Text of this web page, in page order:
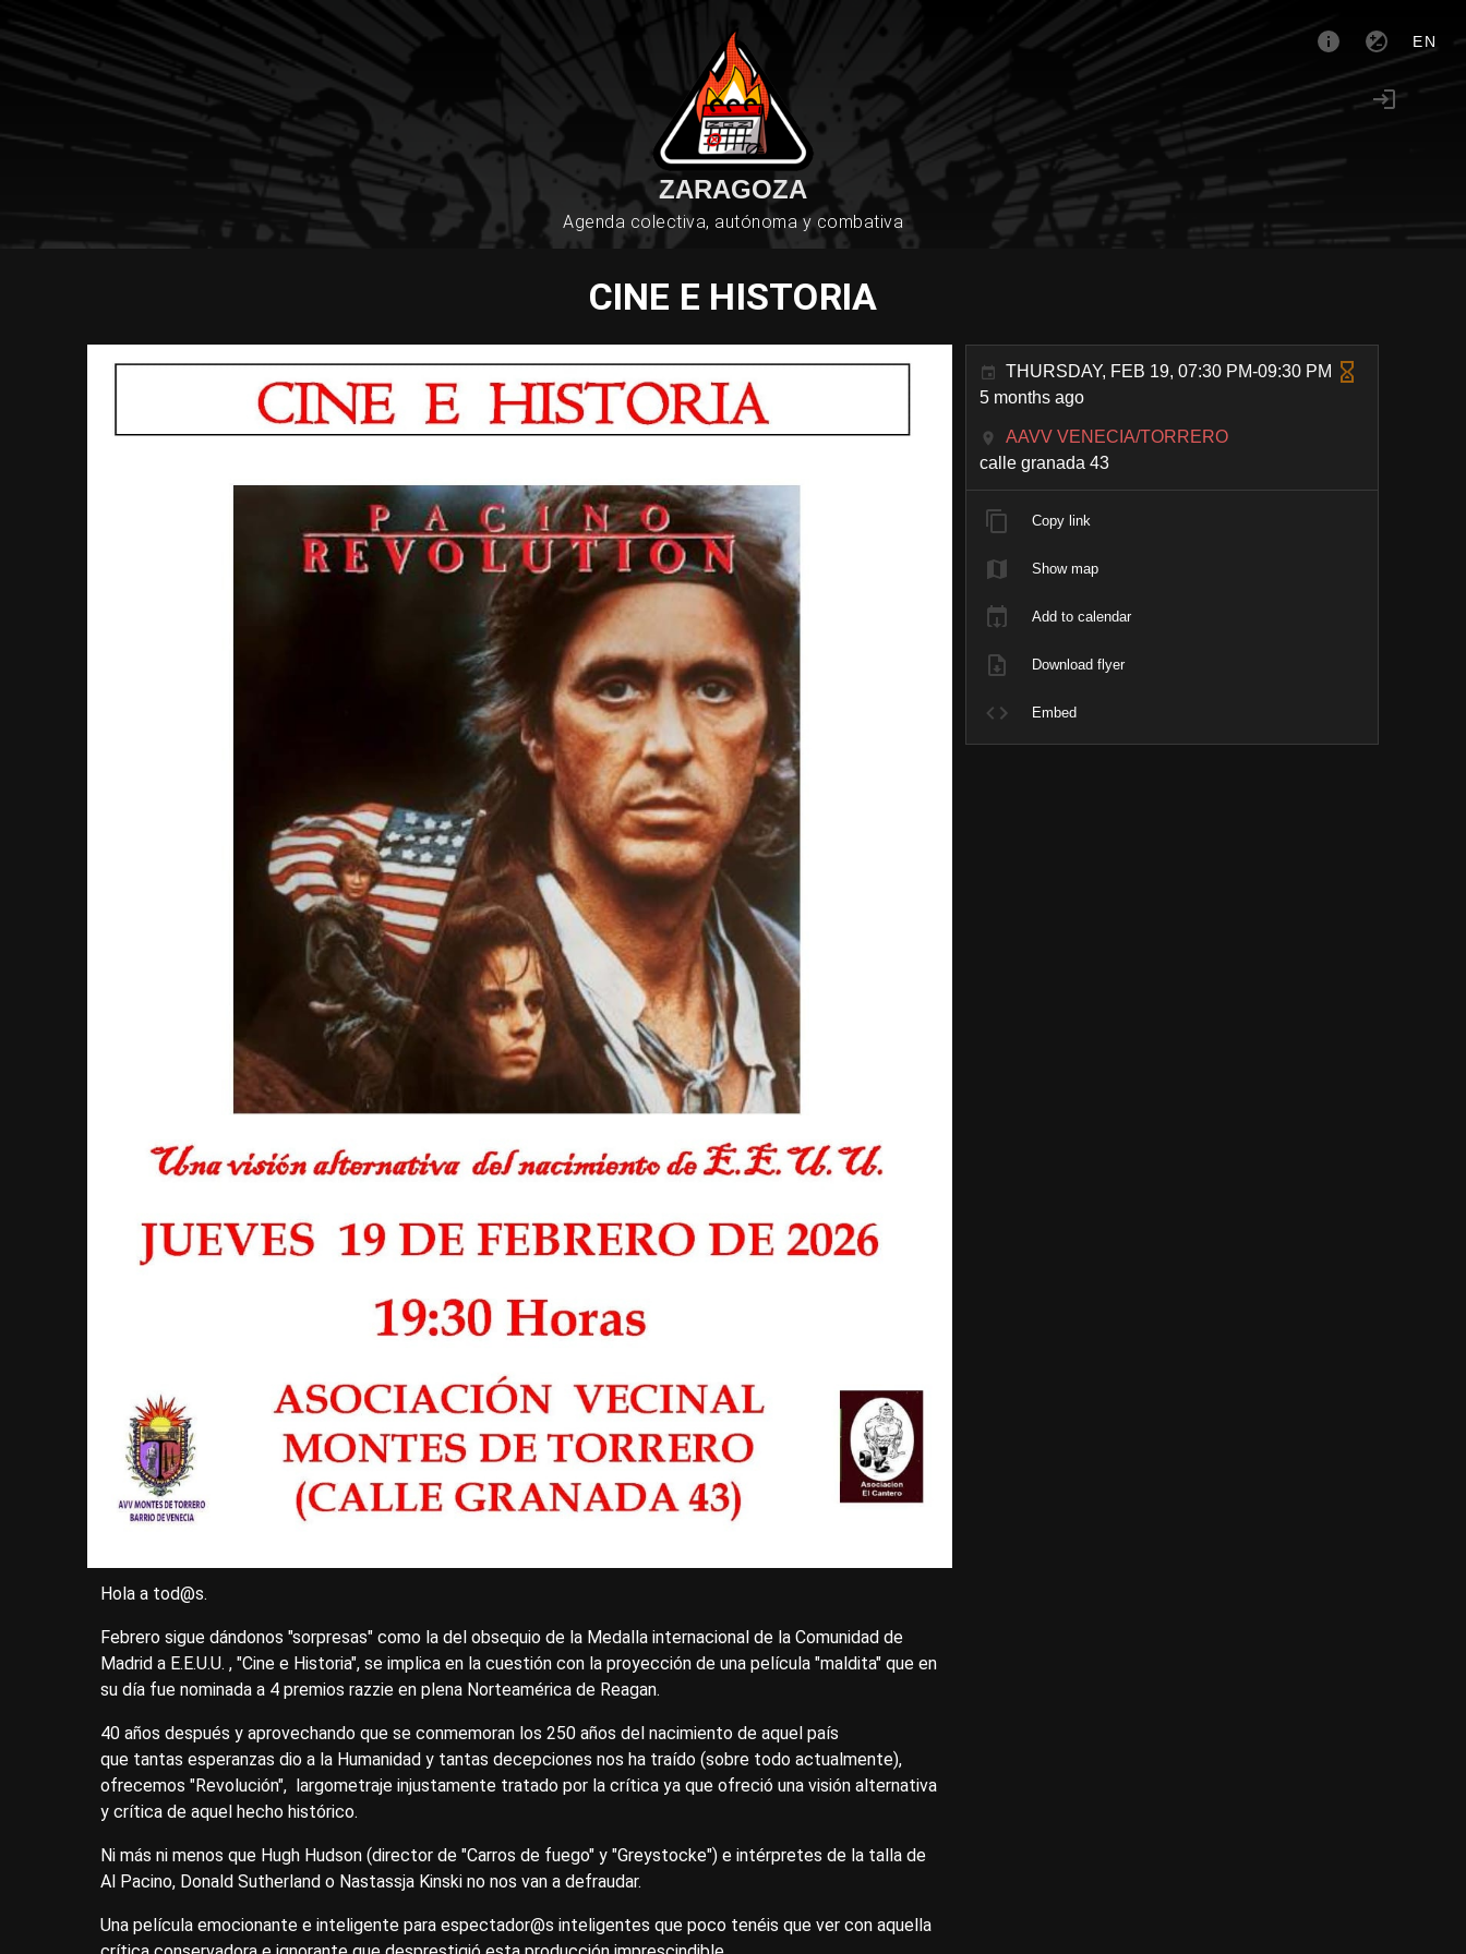
EN
ZARAGOZA
Agenda colectiva, autónoma y combativa
CINE E HISTORIA
Hola a tod@s.
Febrero sigue dándonos "sorpresas" como la del obsequio de la Medalla internacional de la Comunidad de
Madrid a E.E.U.U. , "Cine e Historia", se implica en la cuestión con la proyección de una película "maldita" que en
su día fue nominada a 4 premios razzie en plena Norteamérica de Reagan.
40 años después y aprovechando que se conmemoran los 250 años del nacimiento de aquel país
que tantas esperanzas dio a la Humanidad y tantas decepciones nos ha traído (sobre todo actualmente),
ofrecemos "Revolución", largometraje injustamente tratado por la crítica ya que ofreció una visión alternativa
y crítica de aquel hecho histórico.
Ni más ni menos que Hugh Hudson (director de "Carros de fuego" y "Greystocke") e intérpretes de la talla de
Al Pacino, Donald Sutherland o Nastassja Kinski no nos van a defraudar.
Una película emocionante e inteligente para espectador@s inteligentes que poco tenéis que ver con aquella
THURSDAY, FEB 19, 07:30 PM-09:30 PM
5 months ago
AAVV VENECIA/TORRERO
calle granada 43
Copy link
Show map
Add to calendar
Download flyer
Embed